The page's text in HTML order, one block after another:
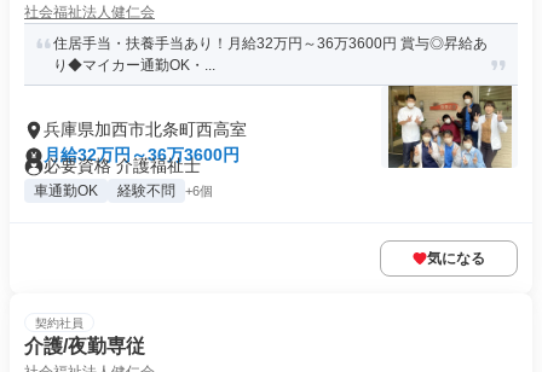
社会福祉法人健仁会
住居手当・扶養手当あり！月給32万円～36万3600円 賞与◎昇給あ
り◆マイカー通勤OK・...
兵庫県加西市北条町西高室
月給32万円～36万3600円
必要資格 介護福祉士
車通勤OK 経験不問 +6個
気になる
契約社員
介護/夜勤専従